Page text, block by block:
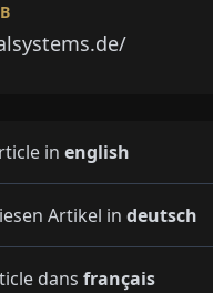
in english
Artikel in deutsch
dans français